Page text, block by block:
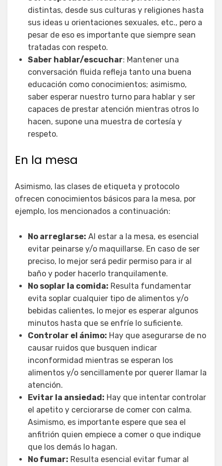
distintas, desde sus culturas y religiones hasta
sus ideas u orientaciones sexuales, etc., pero a
pesar de eso es importante que siempre sean
tratadas con respeto.
Saber hablar/escuchar: Mantener una
conversación fluida refleja tanto una buena
educación como conocimientos; asimismo,
saber esperar nuestro turno para hablar y ser
capaces de prestar atención mientras otros lo
hacen, supone una muestra de cortesía y
respeto.
En la mesa
Asimismo, las clases de etiqueta y protocolo
ofrecen conocimientos básicos para la mesa, por
ejemplo, los mencionados a continuación:
No arreglarse: Al estar a la mesa, es esencial
evitar peinarse y/o maquillarse. En caso de ser
preciso, lo mejor será pedir permiso para ir al
baño y poder hacerlo tranquilamente.
No soplar la comida: Resulta fundamentar
evita soplar cualquier tipo de alimentos y/o
bebidas calientes, lo mejor es esperar algunos
minutos hasta que se enfríe lo suficiente.
Controlar el ánimo: Hay que asegurarse de no
causar ruidos que busquen indicar
inconformidad mientras se esperan los
alimentos y/o sencillamente por querer llamar la
atención.
Evitar la ansiedad: Hay que intentar controlar
el apetito y cerciorarse de comer con calma.
Asimismo, es importante espere que sea el
anfitrión quien empiece a comer o que indique
que los demás lo hagan.
No fumar: Resulta esencial evitar fumar al